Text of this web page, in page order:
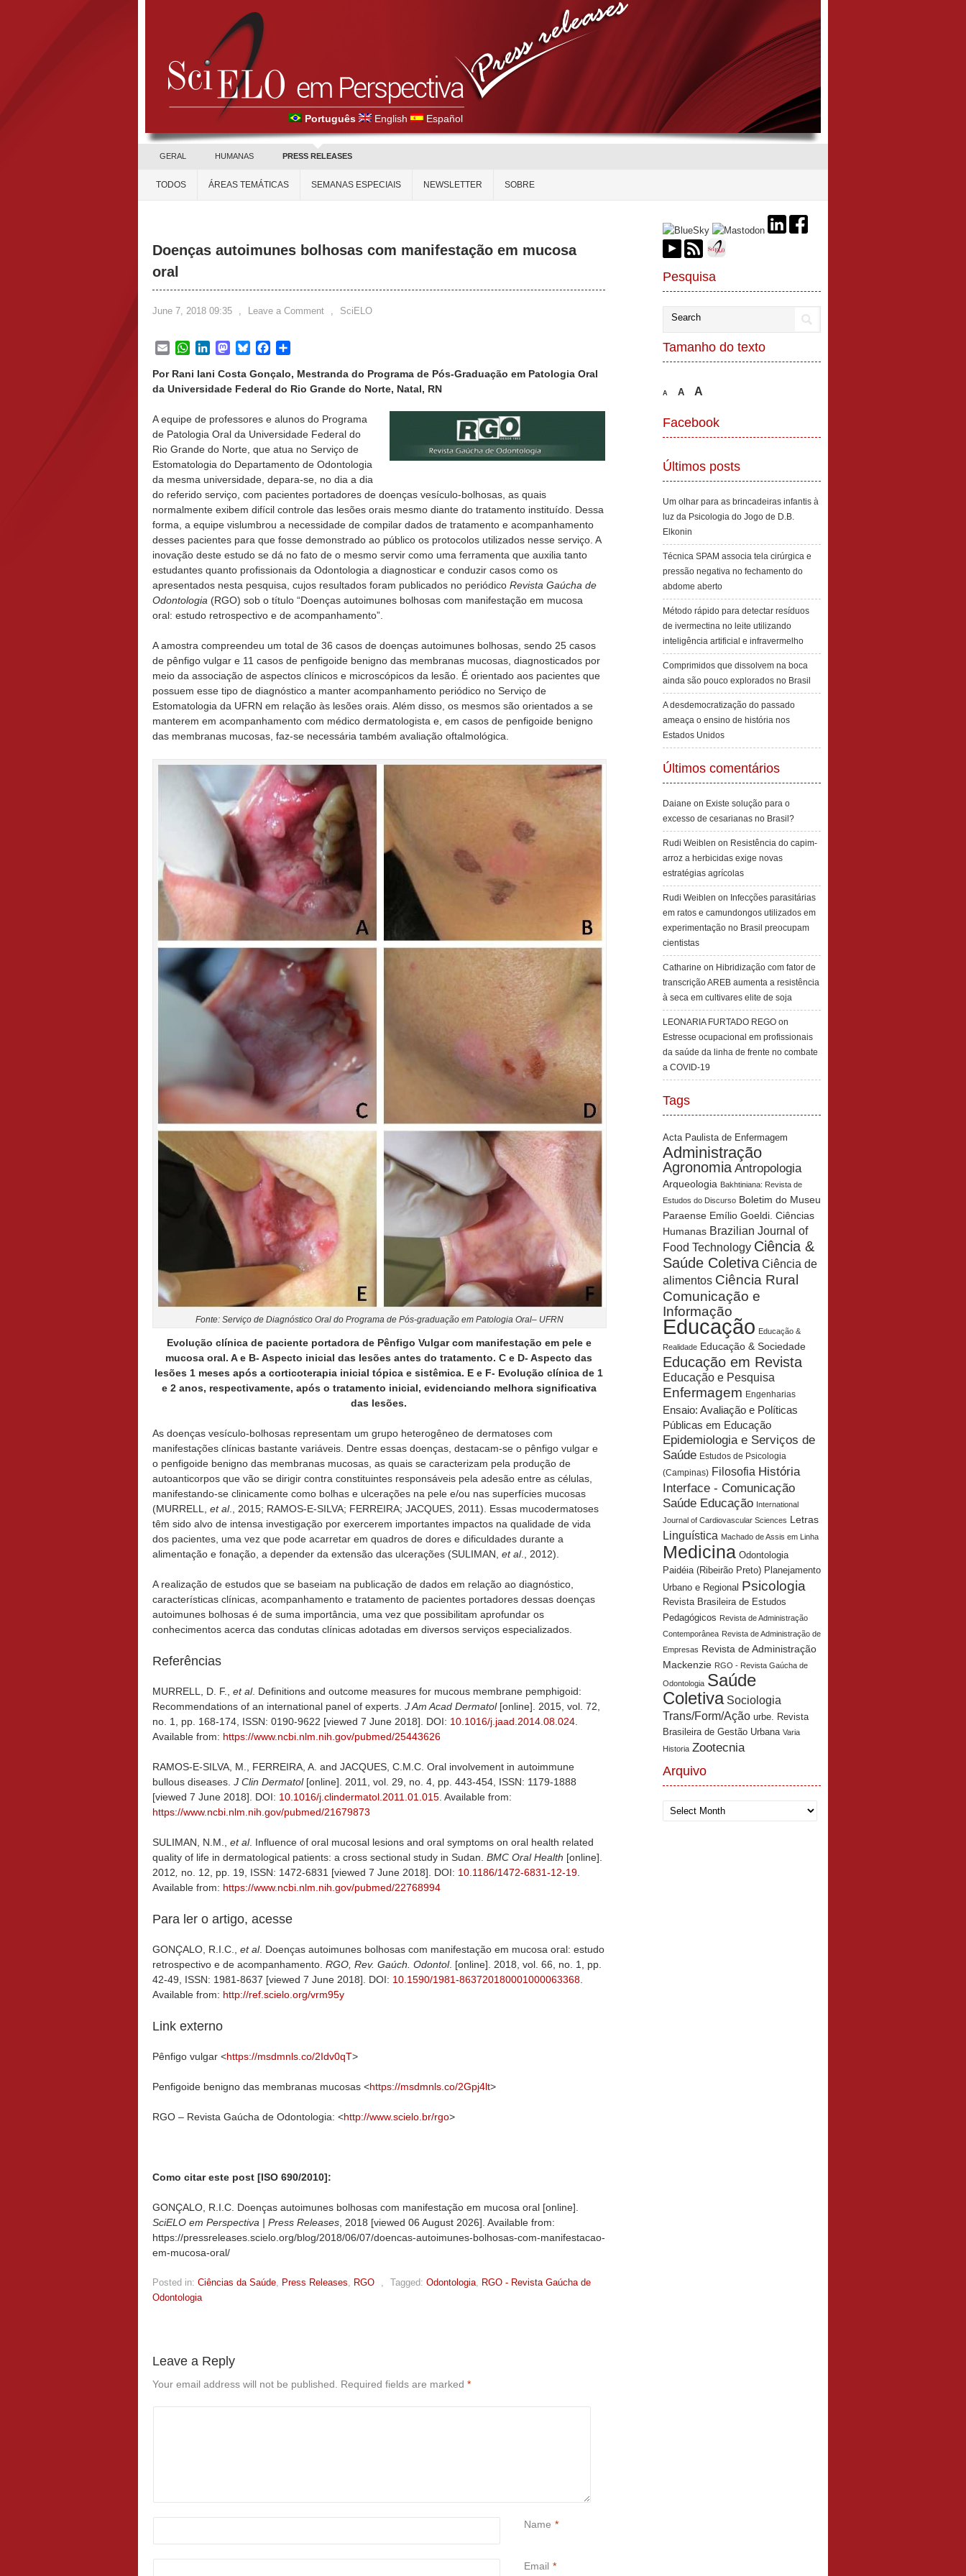
Português English Español
GERAL HUMANAS PRESS RELEASES
TODOS ÁREAS TEMÁTICAS SEMANAS ESPECIAIS NEWSLETTER SOBRE
Doenças autoimunes bolhosas com manifestação em mucosa
oral
June 7, 2018 09:35 , Leave a Comment , SciELO
EmailWhatsApp
LinkedInMastodon
BlueskyFacebook
Por Rani Iani Costa Gonçalo, Mestranda do Programa de Pós-Graduação em Patologia Oral
da Universidade Federal do Rio Grande do Norte, Natal, RN
A equipe de professores e alunos do Programa
de Patologia Oral da Universidade Federal do
Rio Grande do Norte, que atua no Serviço de
Estomatologia do Departamento de Odontologia
da mesma universidade, depara-se, no dia a dia
do referido serviço, com pacientes portadores de doenças vesículo-bolhosas, as quais
normalmente exibem difícil controle das lesões orais mesmo diante do tratamento instituído. Dessa
forma, a equipe vislumbrou a necessidade de compilar dados de tratamento e acompanhamento
desses pacientes para que fosse demonstrado ao público os protocolos utilizados nesse serviço. A
inovação deste estudo se dá no fato de o mesmo servir como uma ferramenta que auxilia tanto
estudantes quanto profissionais da Odontologia a diagnosticar e conduzir casos como os
apresentados nesta pesquisa, cujos resultados foram publicados no periódico Revista Gaúcha de
Odontologia (RGO) sob o título “Doenças autoimunes bolhosas com manifestação em mucosa
oral: estudo retrospectivo e de acompanhamento”.
A amostra compreendeu um total de 36 casos de doenças autoimunes bolhosas, sendo 25 casos
de pênfigo vulgar e 11 casos de penfigoide benigno das membranas mucosas, diagnosticados por
meio da associação de aspectos clínicos e microscópicos da lesão. É orientado aos pacientes que
possuem esse tipo de diagnóstico a manter acompanhamento periódico no Serviço de
Estomatologia da UFRN em relação às lesões orais. Além disso, os mesmos são orientados a se
manterem em acompanhamento com médico dermatologista e, em casos de penfigoide benigno
das membranas mucosas, faz-se necessária também avaliação oftalmológica.
Fonte: Serviço de Diagnóstico Oral do Programa de Pós-graduação em Patologia Oral– UFRN
Evolução clínica de paciente portadora de Pênfigo Vulgar com manifestação em pele e
mucosa oral. A e B- Aspecto inicial das lesões antes do tratamento. C e D- Aspecto das
lesões 1 meses após a corticoterapia inicial tópica e sistêmica. E e F- Evolução clínica de 1
e 2 anos, respectivamente, após o tratamento inicial, evidenciando melhora significativa
das lesões.
As doenças vesículo-bolhosas representam um grupo heterogêneo de dermatoses com
manifestações clínicas bastante variáveis. Dentre essas doenças, destacam-se o pênfigo vulgar e
o penfigoide benigno das membranas mucosas, as quais se caracterizam pela produção de
autoanticorpos que vão se dirigir contra constituintes responsáveis pela adesão entre as células,
manifestando-se clinicamente como bolhas e ulcerações na pele e/ou nas superfícies mucosas
(MURRELL, et al., 2015; RAMOS-E-SILVA; FERREIRA; JACQUES, 2011). Essas mucodermatoses
têm sido alvo de intensa investigação por exercerem importantes impactos na qualidade de vida
dos pacientes, uma vez que pode acarretar em quadros de dores e dificuldades durante a
alimentação e fonação, a depender da extensão das ulcerações (SULIMAN, et al., 2012).
A realização de estudos que se baseiam na publicação de dados em relação ao diagnóstico,
características clínicas, acompanhamento e tratamento de pacientes portadores dessas doenças
autoimunes bolhosas é de suma importância, uma vez que possibilitam aprofundar os
conhecimentos acerca das condutas clínicas adotadas em diversos serviços especializados.
Referências
MURRELL, D. F., et al. Definitions and outcome measures for mucous membrane pemphigoid:
Recommendations of an international panel of experts. J Am Acad Dermatol[online]. 2015, vol. 72,
no. 1, pp. 168-174, ISSN: 0190-9622 [viewed 7 June 2018]. DOI: 10.1016/j.jaad.2014.08.024
Available from: https://www.ncbi.nlm.nih.gov/pubmed/25443626
RAMOS-E-SILVA, M., FERREIRA, A. and JACQUES, C.M.C. Oral involvement in autoimmune
bullous diseases. J Clin Dermatol[online]. 2011, vol. 29, no. 4, pp. 443-454, ISSN: 1179-1888
[viewed 7 June 2018]. DOI: 10.1016/j.clindermatol.2011.01.015 . Available from:
https://www.ncbi.nlm.nih.gov/pubmed/21679873
SULIMAN, N.M., et al. Influence of oral mucosal lesions and oral symptoms on oral health related
quality of life in dermatological patients: a cross sectional study in Sudan. BMC Oral Health [online].
2012
no. 12, pp. 19, ISSN: 1472-6831 [viewed 7 June 2018]. DOI: 10.1186/1472-6831-12-19
Available from: https://www.ncbi.nlm.nih.gov/pubmed/22768994
Para ler o artigo, acesse
GONÇALO, R.I.C., et al. Doenças autoimunes bolhosas com manifestação em mucosa oral: estudo
retrospectivo e de acompanhamento. RGO, Rev. Gaúch. Odontol. [online]. 2018, vol. 66, no. 1, pp.
42-49, ISSN: 1981-8637 [viewed 7 June 2018]. DOI: 10.1590/1981-863720180001000063368
Available from: http://ref.scielo.org/vrm95y
Link externo
Pênfigo vulgar <https://msdmnls.co/2Idv0qT>
Penfigoide benigno das membranas mucosas <https://msdmnls.co/2Gpj4lt>
RGO – Revista Gaúcha de Odontologia: <http://www.scielo.br/rgo>
Como citar este post [ISO 690/2010]:
GONÇALO, R.I.C. Doenças autoimunes bolhosas com manifestação em mucosa oral [online].
SciELO em Perspectiva | Press Releases , 2018 [viewed 06 August 2026]. Available from:
https://pressreleases.scielo.org/blog/2018/06/07/doencas-autoimunes-bolhosas-com-manifestacao-
em-mucosa-oral/
Posted in: Ciências da Saúde Press Releases RGO Tagged: Odontologia
RGO - Revista Gaúcha de
Odontologia
Leave a Reply
Your email address will not be published. Required fields are marked *
Name *
Email *
Pesquisa
Tamanho do texto
A A A
Facebook
Últimos posts
Um olhar para as brincadeiras infantis à
luz da Psicologia do Jogo de D.B.
Elkonin
Técnica SPAM associa tela cirúrgica e
pressão negativa no fechamento do
abdome aberto
Método rápido para detectar resíduos
de ivermectina no leite utilizando
inteligência artificial e infravermelho
Comprimidos que dissolvem na boca
ainda são pouco explorados no Brasil
A desdemocratização do passado
ameaça o ensino de história nos
Estados Unidos
Últimos comentários
Daiane on Existe solução para o
excesso de cesarianas no Brasil?
Rudi Weiblen on Resistência do capim-
arroz a herbicidas exige novas
estratégias agrícolas
Rudi Weiblen on Infecções parasitárias
em ratos e camundongos utilizados em
experimentação no Brasil preocupam
cientistas
Catharine on Hibridização com fator de
transcrição AREB aumenta a resistência
à seca em cultivares elite de soja
LEONARIA FURTADO REGO on
Estresse ocupacional em profissionais
da saúde da linha de frente no combate
a COVID-19
Tags
Acta Paulista de Enfermagem
Administração
Agronomia Antropologia
Arqueologia Bakhtiniana: Revista de
Estudos do Discurso Boletim do Museu
Paraense Emílio Goeldi. Ciências
Humanas Brazilian Journal of
Food Technology Ciência &
Saúde Coletiva Ciência de
alimentos Ciência Rural
Comunicação e
Informação
Educação Educação &
Realidade Educação & Sociedade
Educação em Revista
Educação e Pesquisa
Enfermagem Engenharias
Ensaio: Avaliação e Políticas
Públicas em Educação
Epidemiologia e Serviços de
Saúde Estudos de Psicologia
(Campinas) Filosofia História
Interface - Comunicação
Saúde Educação International
Journal of Cardiovascular Sciences Letras
Linguística Machado de Assis em Linha
Medicina Odontologia
Paidéia (Ribeirão Preto) Planejamento
Urbano e Regional Psicologia
Revista Brasileira de Estudos
Pedagógicos Revista de Administração
Contemporânea Revista de Administração de
Empresas Revista de Administração
Mackenzie RGO - Revista Gaúcha de
Odontologia Saúde
Coletiva Sociologia
Trans/Form/Ação urbe. Revista
Brasileira de Gestão Urbana Varia
Historia Zootecnia
Arquivo
Arquivo